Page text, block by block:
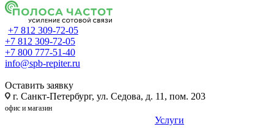
+7 812 309-72-05
+7 812 309-72-05
+7 800 777-51-40
info@spb-repiter.ru
Оставить заявку
г. Санкт-Петербург, ул. Седова, д. 11, пом. 203
офис и магазин
Услуги